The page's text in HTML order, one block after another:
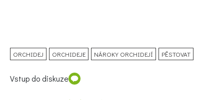
ORCHIDEJ ORCHIDEJE NÁROKY ORCHIDEJÍ PĚSTOVAT
Vstup do diskuze